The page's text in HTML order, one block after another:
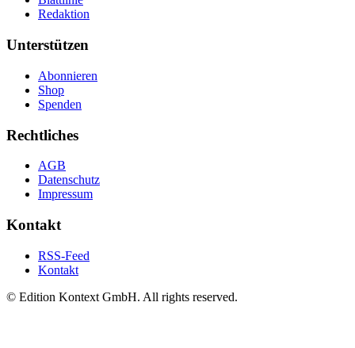
Redaktion
Unterstützen
Abonnieren
Shop
Spenden
Rechtliches
AGB
Datenschutz
Impressum
Kontakt
RSS-Feed
Kontakt
© Edition Kontext GmbH. All rights reserved.